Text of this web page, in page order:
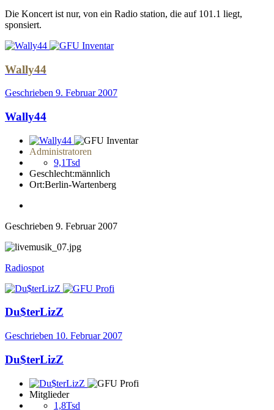
Die Koncert ist nur, von ein Radio station, die auf 101.1 liegt,
sponsiert.
Wally44
Geschrieben 9. Februar 2007
Wally44
Administratoren
9,1Tsd
Geschlecht:männlich
Ort:Berlin-Wartenberg
Geschrieben 9. Februar 2007
Radiospot
Du$terLizZ
Geschrieben 10. Februar 2007
Du$terLizZ
Mitglieder
1,8Tsd